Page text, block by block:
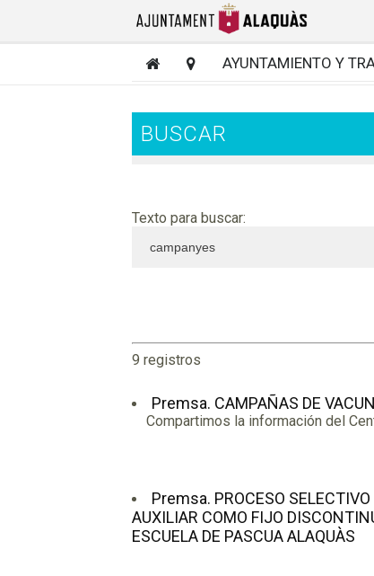
AYUNTAMIENTO Y
BUSCAR
Texto para buscar:
9 registros
Premsa. CAMPAÑAS DE
Compartimos la información del
Premsa. PROCESO
AUXILIAR COMO FIJO
ESCUELA DE PASCUA ALAQUÀS